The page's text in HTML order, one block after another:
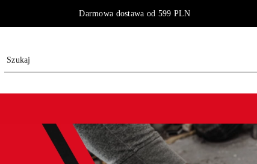
Darmowa dostawa od 599 PLN